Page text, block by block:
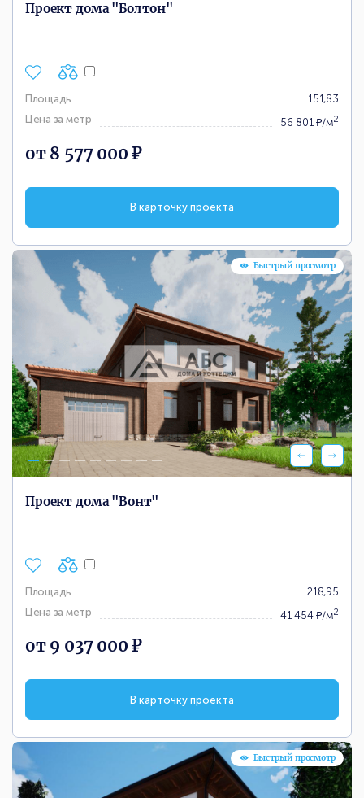
Проект дома "Болтон"
Площадь
151,83
Цена за метр
56 801 ₽/м2
от 8 577 000 ₽
В карточку проекта
Проект дома "Вонт"
Площадь
218,95
Цена за метр
41 454 ₽/м2
Быстрый просмотр
от 9 037 000 ₽
В карточку проекта
Быстрый просмотр